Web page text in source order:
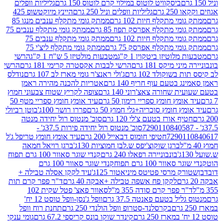
ביסקוויט לוטוס במילוי קרם לוטוס 150 גרם
גליליות וופלים
גרם
גליליות וופלים וניל 250 גרם
היינץ מיוקטשופ 425
מתקלף חיות 102 גרם
ממתק גומי מתקלף ענבים מנגו 85
מתקלף אפרסק תפוז 85 גרם
ממתק גומי מתקלף ענבים 75
מתקלף חיות 102 גרם
ממתק גומי מתקלף ענבים 75
מתקלף אפרסק 75 גרם
ממתק גומי מתקלף ליצ'י 75
ביטקוין 1 ק"ג
מטבעות מולטיזן 5 ש"ח 1 ק"ג
הרשי
מיקס 181 גרם
הרשי לבבות אקסטרה קרימי 181 גרם
הרשי
102 גרם
ג'ולי ראנצ'ר גומי מארז לב 107 גרם
נודלס
עוף חריף 140 גרם
אטריות להכנה מהירה ראמן
שחורה צאצ'רוני 140 גרם
צופה לקריץ שטוח צבעוני חמוץ
חומץ ספריי רימון 50 גרם
עיד אומץ חומץ ספריי מטף 50
חומץ סוכריה+גלי חמוץ 50 גרם
פררו רושר 100ג'
בוטן רביולי
אורז בטעם צ'לי 120 גרם
סוכ' מנטוס רול יחידה מנטה
סוכ' מנטוס רול יחידה פירות 37.5ג' -
חטיפי חומוס דבאייל 200 גרם
עיד אומץ חומץ טריפל ג'ל
ברגן שוקוצ'יפס ש.לבן חמוציות 130ג'
ברגן רויאל חמאה
בונבוניירה רפאלו 240 גרם
קנדי שוגר סאוור 100 גרם תפוח
100 גרם תפוח
קנדי שוגר סאוור 100 גרם
מרסי פטיטס מיניאטור 125ג'
עיד לקקן אסלה טבילה +
לקקן פח אשפה טבילה +אבקה 40 גרם
ד"ר פפר קרם תות
פפר קרם סודה 355 מ"ל
סאוור פאצ' פטל שקית 102
בטעם פאנטה 37.5 גרם
וופל ג'נסן-וופל טוסט 12 יח'
בקרסלנד-סטרופ וופל הולנדי 250 גרם
תחנת רוח וופל
קינדר שוקו בונס קריספי 67.2 גרם
גומי ענקי